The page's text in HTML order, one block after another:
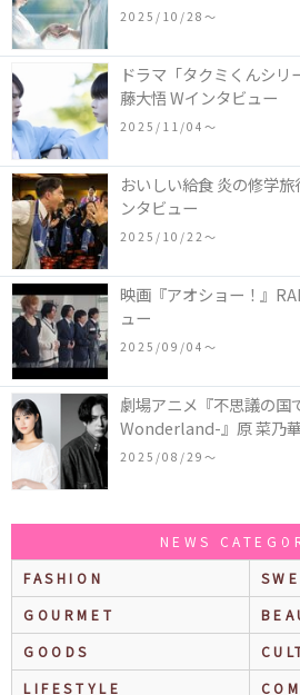
2025/10/28〜
ドラマ「タクミくんシ
藤大悟 Wインタビュー
2025/11/04〜
おいしい給食 炎の修学
ンタビュー
2025/10/22〜
映画『アオショー！』
ュー
2025/09/04〜
劇場アニメ『不思議の
Wonderland-』原 菜乃
ュー
2025/08/29〜
NEWS
FASHION
GOURMET
GOODS
LIFESTYLE